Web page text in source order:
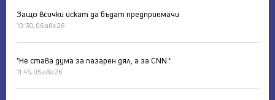
Защо всички искат да бъдат предприемачи
10:30, 06 авг 26
"Не става дума за пазарен дял, а за CNN."
11:45, 05 авг 26